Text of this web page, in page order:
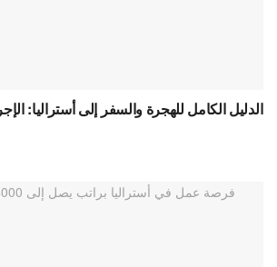
الدليل الكامل للهجرة والسفر إلى أستراليا: